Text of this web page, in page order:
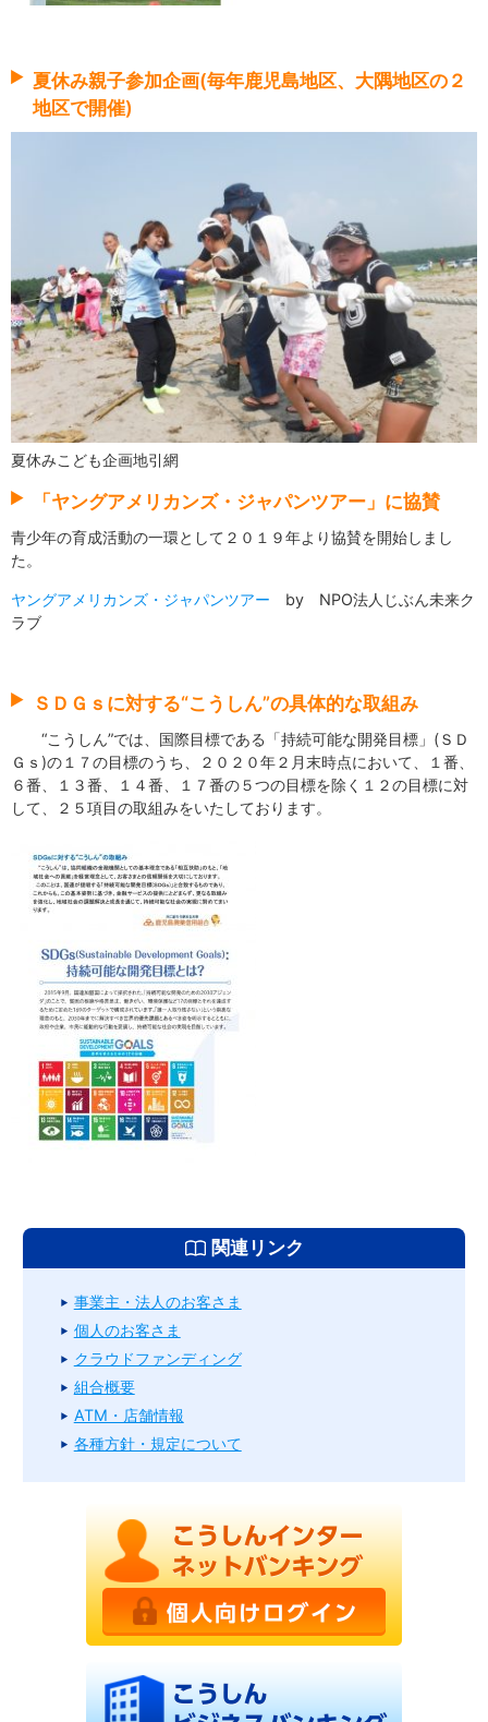
夏休み親子参加企画(毎年鹿児島地区、大隅地区の２
地区で開催)
夏休みこども企画地引網
「ヤングアメリカンズ・ジャパンツアー」に協賛
青少年の育成活動の一環として２０１９年より協賛を開始しまし
た。
ヤングアメリカンズ・ジャパンツアー by NPO法人じぶん未来ク
ラブ
ＳＤＧｓに対する“こうしん”の具体的な取組み
“こうしん”では、国際目標である「持続可能な開発目標」(ＳＤ
Ｇｓ)の１７の目標のうち、２０２０年２月末時点において、１番、
６番、１３番、１４番、１７番の５つの目標を除く１２の目標に対
して、２５項目の取組みをいたしております。
関連リンク
事業主・法人のお客さま
個人のお客さま
クラウドファンディング
組合概要
ATM・店舗情報
各種方針・規定について